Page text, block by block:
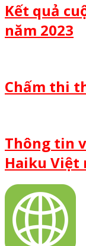
Kết quả
năm 2023
Chấm thi
Thông tin
Haiku Việt